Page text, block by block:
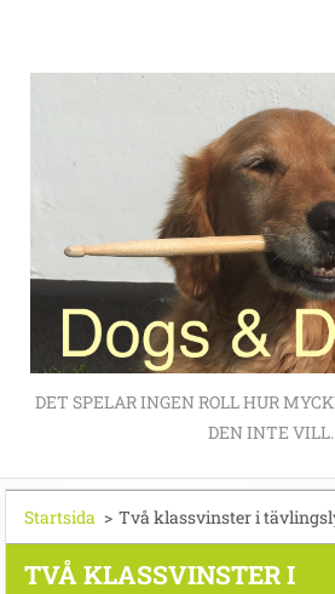
DET SPELAR INGEN ROLL HUR
DEN INTE VILL.
Startsida > Två klassvinster i
TVÅ KLASSVINSTER I